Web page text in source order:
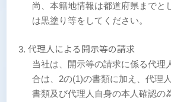
尚、本籍地情報は都道府県までと
は黒塗り等をしてください。
代理人による開示等の請求
当社は、開示等の請求に係る代理
合は、2の(1)の書類に加え、代理
書類及び代理人自身の本人確認の